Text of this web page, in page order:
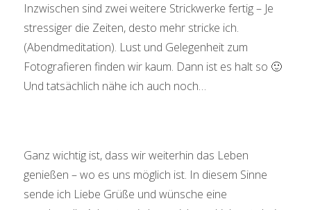
Inzwischen sind zwei weitere Strickwerke fertig – Je
stressiger die Zeiten, desto mehr stricke ich.
(Abendmeditation). Lust und Gelegenheit zum
Fotografieren finden wir kaum. Dann ist es halt so 🙂
Und tatsächlich nähe ich auch noch…
Ganz wichtig ist, dass wir weiterhin das Leben
genießen – wo es uns möglich ist. In diesem Sinne
sende ich Liebe Grüße und wünsche eine